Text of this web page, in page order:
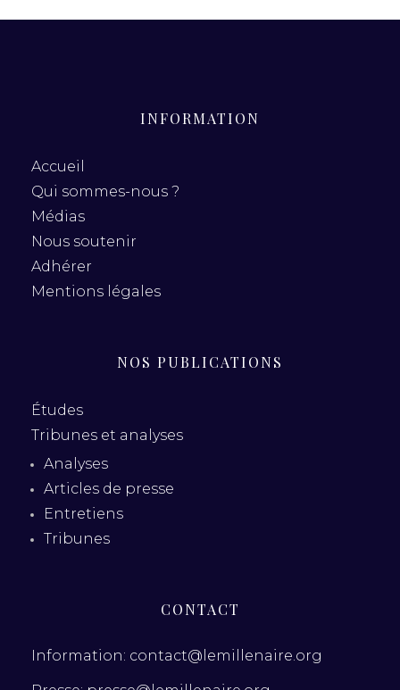
INFORMATION
Accueil
Qui sommes-nous ?
Médias
Nous soutenir
Adhérer
Mentions légales
NOS PUBLICATIONS
Études
Tribunes et analyses
Analyses
Articles de presse
Entretiens
Tribunes
CONTACT
Information: contact@lemillenaire.org